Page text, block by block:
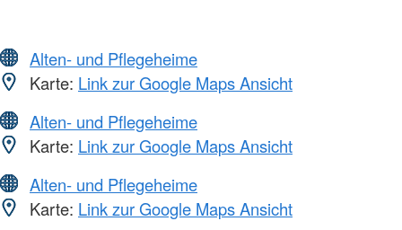
Alten- und Pflegeheime
Karte: Link zur Google Maps Ansicht
Alten- und Pflegeheime
Karte: Link zur Google Maps Ansicht
Alten- und Pflegeheime
Karte: Link zur Google Maps Ansicht